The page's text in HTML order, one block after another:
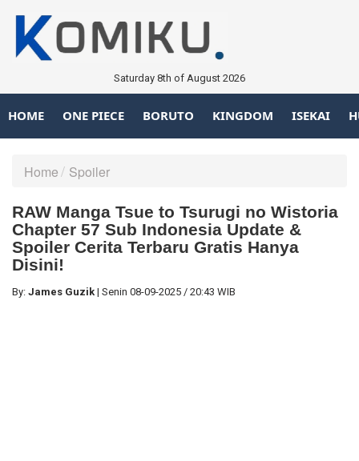
Saturday 8th of August 2026
HOME ONE PIECE BORUTO KINGDOM ISEKAI
Home Spoiler
RAW Manga Tsue to Tsurugi no Wistoria
Chapter 57 Sub Indonesia Update &
Spoiler Cerita Terbaru Gratis Hanya
Disini!
By: James Guzik | Senin 08-09-2025 / 20:43 WIB